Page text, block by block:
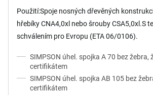
Použití:Spoje nosných dřevěných
hřebíky CNA4,0xl nebo šrouby CSA5,0xl.S
schválením pro Evropu (ETA 06/0106).
SIMPSON úhel. spojka A 70 bez žebra,
certifikátem
SIMPSON úhel. spojka AB 105 bez
certifikátem